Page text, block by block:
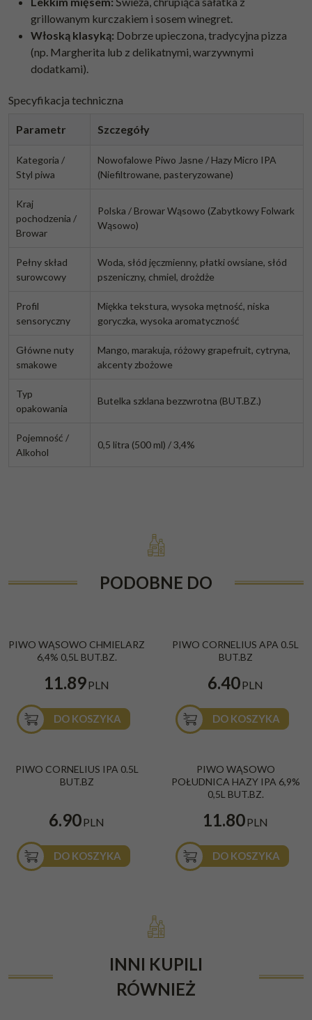
grillowanym kurczakiem i sosem winegret.
Włoską klasyką: Dobrze upieczona, tradycyjna pizza
(np. Margherita lub z delikatnymi, warzywnymi
dodatkami).
Specyfikacja techniczna
Parametr Szczegóły
Kategoria /
Styl piwa
Nowofalowe Piwo Jasne / Hazy Micro IPA
(Niefiltrowane, pasteryzowane)
Kraj
pochodzenia /
Browar
Polska / Browar Wąsowo (Zabytkowy Folwark
Wąsowo)
Pełny skład
surowcowy
Woda, słód jęczmienny, płatki owsiane, słód
pszeniczny, chmiel, drożdże
Profil
sensoryczny
Miękka tekstura, wysoka mętność, niska
goryczka, wysoka aromatyczność
Główne nuty
smakowe
Mango, marakuja, różowy grapefruit, cytryna,
akcenty zbożowe
Typ
opakowania
Butelka szklana bezzwrotna (BUT.BZ.)
Pojemność /
Alkohol
0,5 litra (500 ml) / 3,4%
PODOBNE DO
PIWO WĄSOWO CHMIELARZ
6,4% 0,5L BUT.BZ.
11.89PLN
DO KOSZYKA
PIWO CORNELIUS APA 0.5L
BUT.BZ
6.40PLN
DO KOSZYKA
PIWO CORNELIUS IPA 0.5L
BUT.BZ
6.90PLN
DO KOSZYKA
PIWO WĄSOWO
POŁUDNICA HAZY IPA 6,9%
0,5L BUT.BZ.
11.80PLN
DO KOSZYKA
INNI KUPILI
RÓWNIEŻ